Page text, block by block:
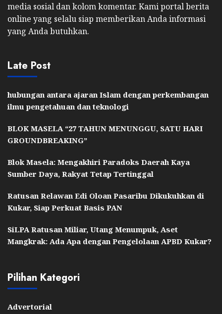
media sosial dan kolom komentar. Kami portal berita
online yang selalu siap memberikan Anda informasi
yang Anda butuhkan.
Late Post
hubungan antara ajaran Islam dengan perkembangan
ilmu pengetahuan dan teknologi
BLOK MASELA “27 TAHUN MENUNGGU, SATU HARI
GROUNDBREAKING”
Blok Masela: Mengakhiri Paradoks Daerah Kaya
Sumber Daya, Rakyat Tetap Tertinggal
Ratusan Relawan Edi Oloan Pasaribu Dikukuhkan di
Kukar, Siap Perkuat Basis PAN
SiLPA Ratusan Miliar, Utang Menumpuk, Aset
Mangkrak: Ada Apa dengan Pengelolaan APBD Kukar?
Pilihan Kategori
Advertorial